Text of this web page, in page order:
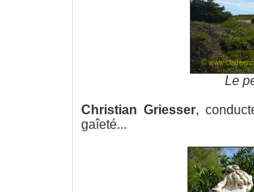
Le
Christian Griesser,
gaîeté...